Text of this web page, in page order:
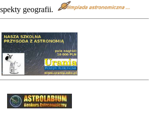
geografii.